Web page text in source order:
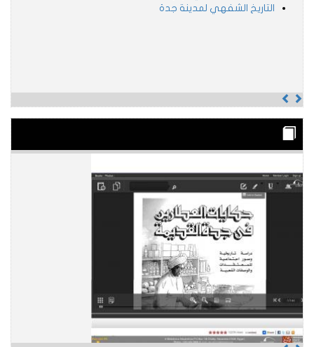
التاريخ الشفهي لمدينة جدة
Next